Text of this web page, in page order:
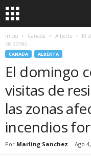
Inicio Canada Alberta
El
las zonas...
CANADA ALBERTA
El domingo
visitas de
las zonas
incendios
Por Marling Sanchez - Ago